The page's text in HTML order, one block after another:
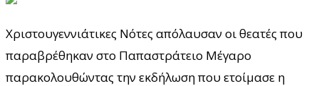
Χριστουγεννιάτικες Νότες απόλαυσαν οι θεατές που
παραβρέθηκαν στο Παπαστράτειο Μέγαρο
παρακολουθώντας την εκδήλωση που ετοίμασε η